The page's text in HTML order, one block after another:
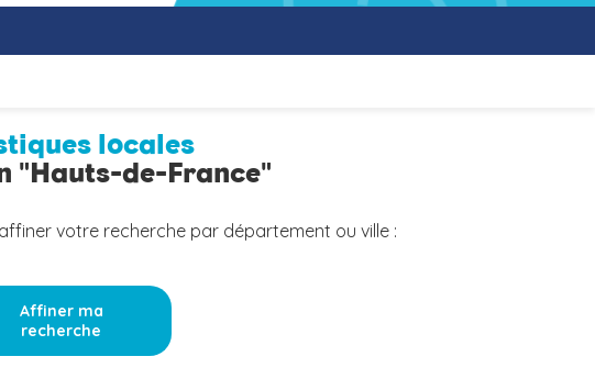
locales
"Hauts-de-France"
votre recherche par département ou ville :
Affiner ma
recherche